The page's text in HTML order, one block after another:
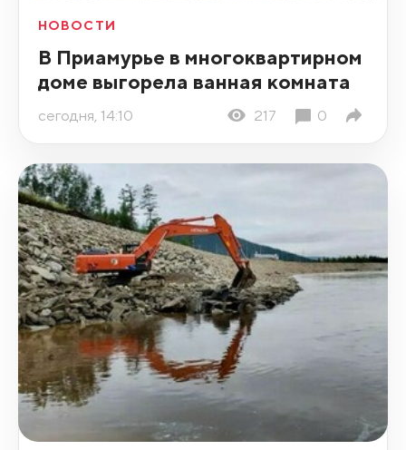
НОВОСТИ
В Приамурье в многоквартирном
доме выгорела ванная комната
сегодня, 14:10 217 0